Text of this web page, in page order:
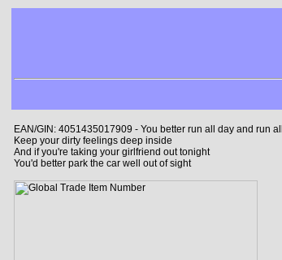
EAN/GIN: 4051435017909 - You better run all day and run
Keep your dirty feelings deep inside
And if you're taking your girlfriend out tonight
You'd better park the car well out of sight